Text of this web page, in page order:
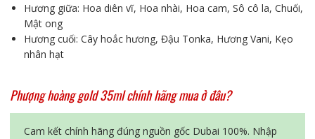
Hương giữa: Hoa diên vĩ, Hoa nhài, Hoa cam, Sô cô la, Chuối,
Mật ong
Hương cuối: Cây hoắc hương, Đậu Tonka, Hương Vani, Kẹo
nhân hạt
Phượng hoàng gold 35ml chính hãng mua ở đâu?
Cam kết chính hãng đúng nguồn gốc Dubai 100%. Nhập